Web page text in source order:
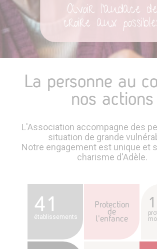
Avoir l'audace de
croire aux
La personne au
nos actions
L'Association accompagne des
situation de grande
Notre engagement est unique et
charisme d'Adèle.
41
établissements
Protection
de
l'enfance